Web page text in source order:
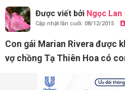
Được viết bởi Ngọc Lan
Cập nhật lần cuối: 08/12/2015
Con gái Marian Rivera được
vợ chồng Tạ Thiên Hoa có